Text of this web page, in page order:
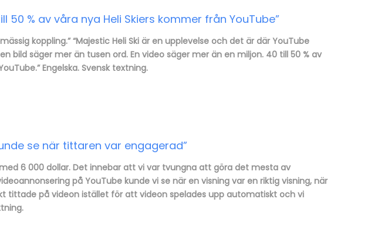
50 % av våra nya Heli Skiers kommer från YouTube”
koppling.” “Majestic Heli Ski är en upplevelse och det är där YouTube
bild säger mer än tusen ord. En video säger mer än en miljon. 40 till 50 % av
Engelska. Svensk textning.
se när tittaren var engagerad”
6 000 dollar. Det innebar att vi var tvungna att göra det mesta av
på YouTube kunde vi se när en visning var en riktig visning, när
tittade på videon istället för att videon spelades upp automatiskt och vi